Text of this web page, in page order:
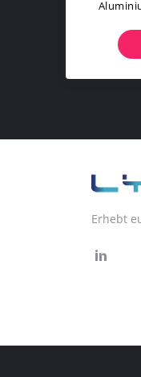
| Mehrstufig
KONTAKT
Erhebt